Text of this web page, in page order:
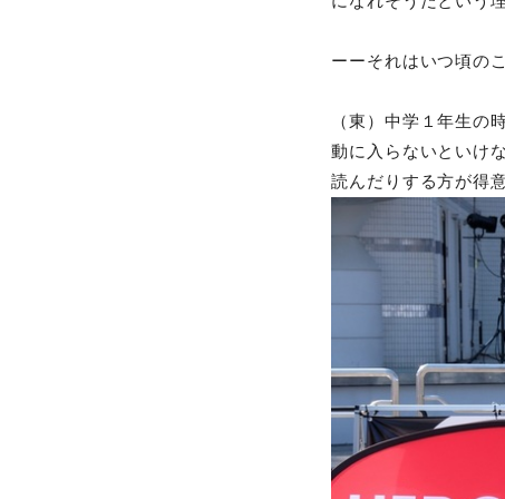
ーーそれはいつ頃の
（東）中学１年生
動に入らないといけ
読んだりする方が得